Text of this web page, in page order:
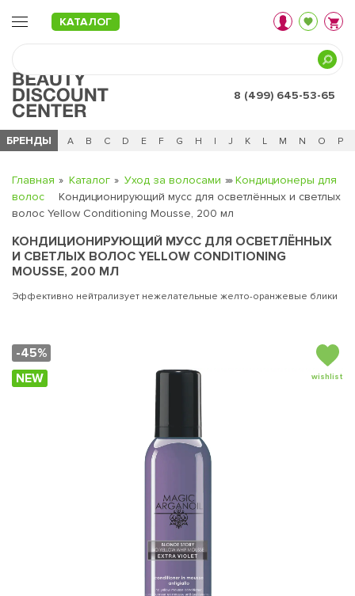
КАТАЛОГ
8 (499) 645-53-65
БРЕНДЫ
Ч 0 - 9 A B C D E F G H I J K L M N O P
Главная Каталог Уход за волосами
Кондиционеры для
волос
Кондиционирующий мусс для осветлённых и светлых
волос Yellow Conditioning Mousse, 200 мл
КОНДИЦИОНИРУЮЩИЙ МУСС ДЛЯ ОСВЕТЛЁННЫХ
И СВЕТЛЫХ ВОЛОС YELLOW CONDITIONING
MOUSSE, 200 МЛ
Эффективно нейтрализует нежелательные желто-оранжевые блики
-45%
NEW
wishlist